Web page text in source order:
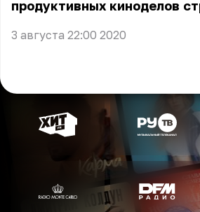
продуктивных киноделов
3 августа 22:00 2020